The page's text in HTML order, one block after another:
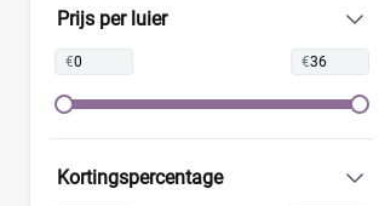
Bonbébé (11)
Bumblies (9)
(7)
Dotties (5)
Prijs per luier
€ €
Kortingspercentage